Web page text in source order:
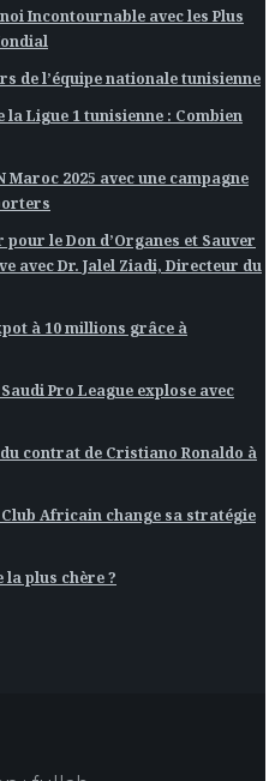
Incontournable avec les Plus
de l’équipe nationale tunisienne
Ligue 1 tunisienne : Combien
2025 avec une campagne
pour le Don d’Organes et Sauver
avec Dr. Jalel Ziadi, Directeur du
à 10 millions grâce à
Pro League explose avec
contrat de Cristiano Ronaldo à
Club Africain change sa stratégie
la plus chère ?